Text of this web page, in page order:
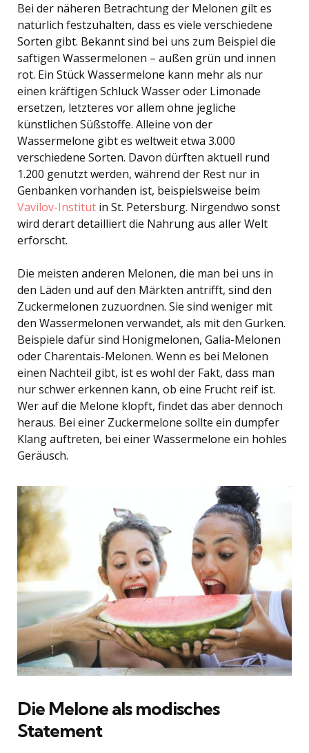
Bei der näheren Betrachtung der Melonen gilt es
natürlich festzuhalten, dass es viele verschiedene
Sorten gibt. Bekannt sind bei uns zum Beispiel die
saftigen Wassermelonen – außen grün und innen
rot. Ein Stück Wassermelone kann mehr als nur
einen kräftigen Schluck Wasser oder Limonade
ersetzen, letzteres vor allem ohne jegliche
künstlichen Süßstoffe. Alleine von der
Wassermelone gibt es weltweit etwa 3.000
verschiedene Sorten. Davon dürften aktuell rund
1.200 genutzt werden, während der Rest nur in
Genbanken vorhanden ist, beispielsweise beim
Vavilov-Institut in St. Petersburg. Nirgendwo sonst
wird derart detailliert die Nahrung aus aller Welt
erforscht.
Die meisten anderen Melonen, die man bei uns in
den Läden und auf den Märkten antrifft, sind den
Zuckermelonen zuzuordnen. Sie sind weniger mit
den Wassermelonen verwandet, als mit den Gurken.
Beispiele dafür sind Honigmelonen, Galia-Melonen
oder Charentais-Melonen. Wenn es bei Melonen
einen Nachteil gibt, ist es wohl der Fakt, dass man
nur schwer erkennen kann, ob eine Frucht reif ist.
Wer auf die Melone klopft, findet das aber dennoch
heraus. Bei einer Zuckermelone sollte ein dumpfer
Klang auftreten, bei einer Wassermelone ein hohles
Geräusch.
Die Melone als modisches
Statement